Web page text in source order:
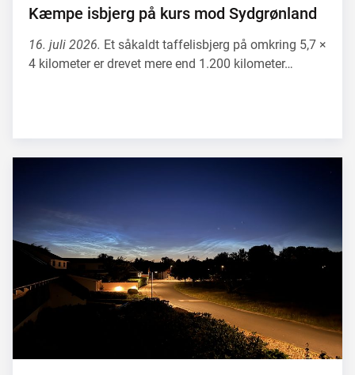
Kæmpe isbjerg på kurs mod Sydgrønland
16. juli 2026. Et såkaldt taffelisbjerg på omkring 5,7 ×
4 kilometer er drevet mere end 1.200 kilometer…